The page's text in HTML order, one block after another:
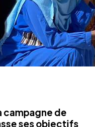
voir l'impact concret
Une image vaut